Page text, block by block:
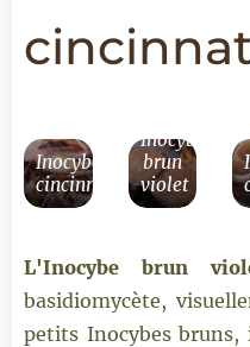
Inocybe
cincinnata
Inocybe
brun
violet
L'Inocybe brun
basidiomycète,
petits Inocybes